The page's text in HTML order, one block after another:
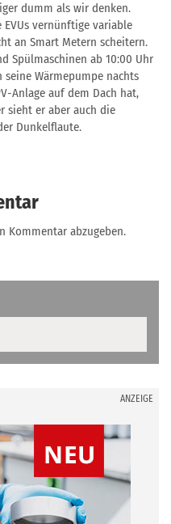
dumm als wir denken.
vernünftige variable
an Smart Metern scheitern.
Spülmaschinen ab 10:00 Uhr
Wärmepumpe nachts
Anlage auf dem Dach hat,
sieht er aber auch die
Dunkelflaute.
Kommentar abzugeben.
ANZEIGE